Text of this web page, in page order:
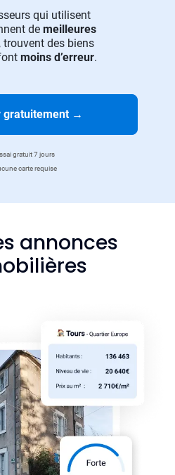
qui utilisent
de meilleures
trouvent des biens
moins d’erreur.
gratuitement →
gratuit 7 jours
carte requise
annonces